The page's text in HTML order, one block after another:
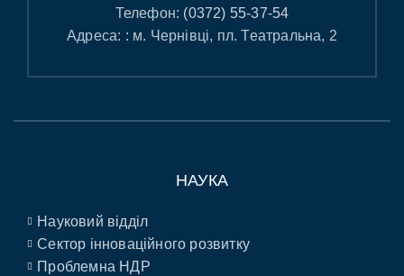
Телефон: (0372) 55-37-54
Адреса: : м. Чернівці, пл. Театральна, 2
НАУКА
Науковий відділ
Сектор інноваційного розвитку
Проблемна НДР